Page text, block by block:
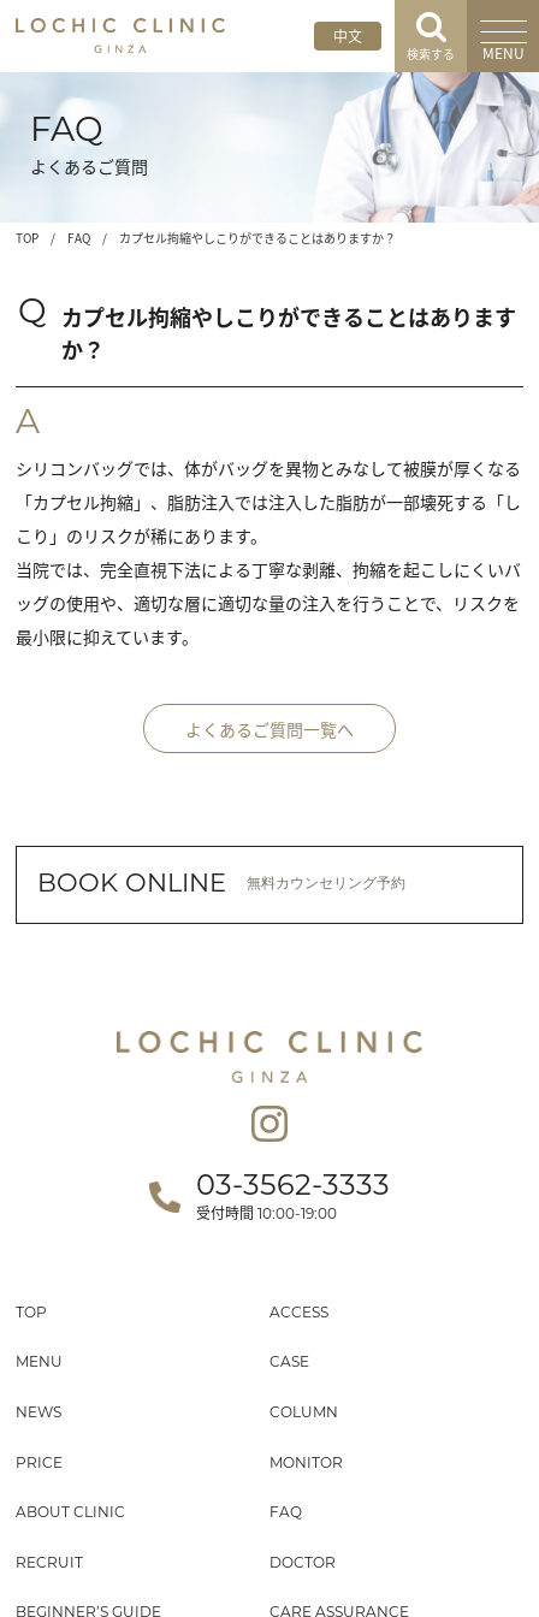
中文
検索する MENU
FAQ
よくあるご質問
TOP / FAQ / カプセル拘縮やしこりができることはありますか？
Q
カプセル拘縮やしこりができることはあります
か？
A
シリコンバッグでは、体がバッグを異物とみなして被膜が厚くなる
「カプセル拘縮」、脂肪注入では注入した脂肪が一部壊死する「し
こり」のリスクが稀にあります。
当院では、完全直視下法による丁寧な剥離、拘縮を起こしにくいバ
ッグの使用や、適切な層に適切な量の注入を行うことで、リスクを
最小限に抑えています。
よくあるご質問一覧へ
BOOK ONLINE 無料カウンセリング予約
03-3562-3333
受付時間 10:00-19:00
TOP ACCESS
MENU CASE
NEWS COLUMN
PRICE MONITOR
ABOUT CLINIC FAQ
RECRUIT DOCTOR
BEGINNER’S GUIDE CARE ASSURANCE